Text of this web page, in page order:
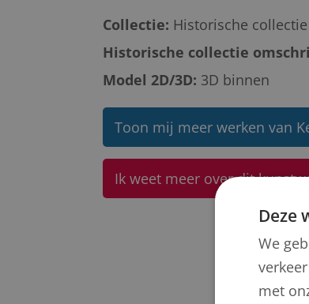
Collectie: Historische collectie
Historische collectie
Model 2D/3D: 3D binnen
Toon mij meer werken van
Ik weet meer over dit
Deze
We
met